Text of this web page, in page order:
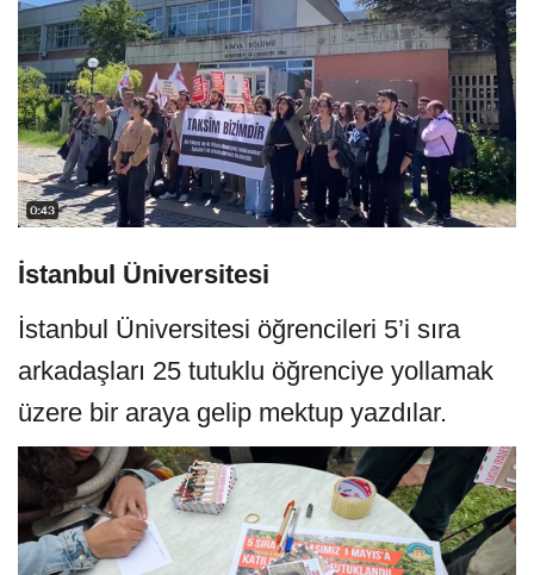
İstanbul Üniversitesi
İstanbul Üniversitesi öğrencileri 5’i sıra
arkadaşları 25 tutuklu öğrenciye yollamak
üzere bir araya gelip mektup yazdılar.